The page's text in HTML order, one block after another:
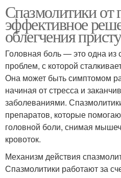
Спазмолитики от
эффективное
облегчения
Головная боль — это одна
проблем, с которой
Она может быть симптомом
начиная от стресса и
заболеваниями.
препаратов, которые
головной боли, снимая
кровоток.
Механизм действия
Спазмолитики работают за